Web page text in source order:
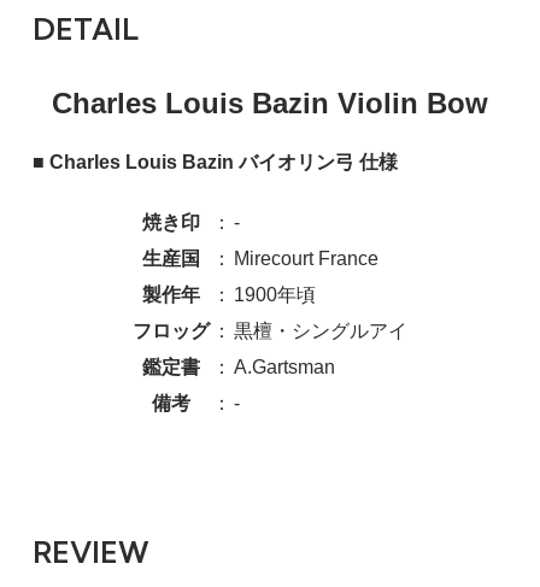
DETAIL
Charles Louis Bazin Violin Bow
■ Charles Louis Bazin バイオリン弓 仕様
焼き印 ： -
生産国
：
Mirecourt France
製作年
： 1900年頃
フロッグ ： 黒檀・シングルアイ
鑑定書
： A.Gartsman
備考
： -
REVIEW